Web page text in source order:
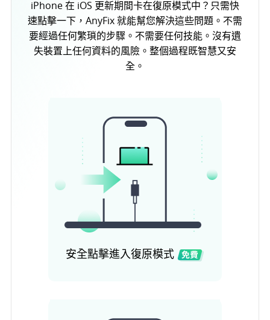
iPhone 在 iOS 更新期間卡在復原模式中？只需快
速點擊一下，AnyFix 就能幫您解決這些問題。不需
要經過任何繁瑣的步驟。不需要任何技能。沒有遺
失裝置上任何資料的風險。整個過程既智慧又安
全。
安全點擊進入復原模式